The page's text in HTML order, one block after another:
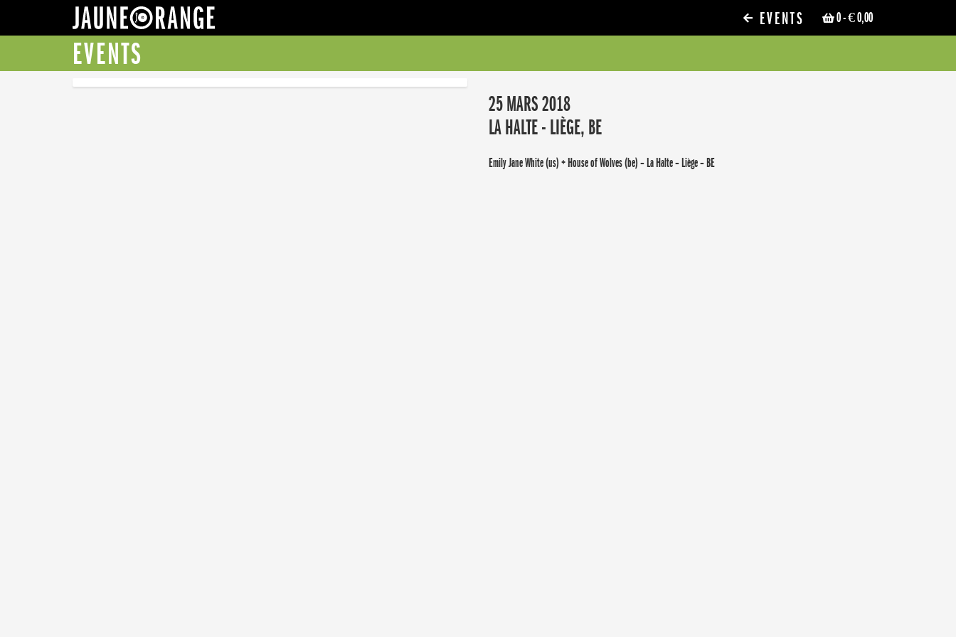
0- € 0,00
EVENTS
EVENTS
25 MARS 2018
LA HALTE - LIÈGE, BE
Emily Jane White (us) + House of Wolves (be) – La Halte – Liège – BE